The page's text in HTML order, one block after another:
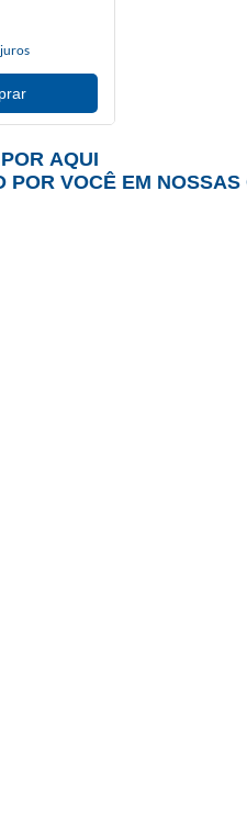
AQUI
VOCÊ EM NOSSAS